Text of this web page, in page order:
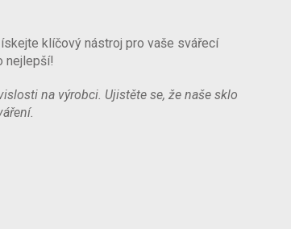
klíčový nástroj pro vaše svářecí
nejlepší!
na výrobci. Ujistěte se, že naše sklo